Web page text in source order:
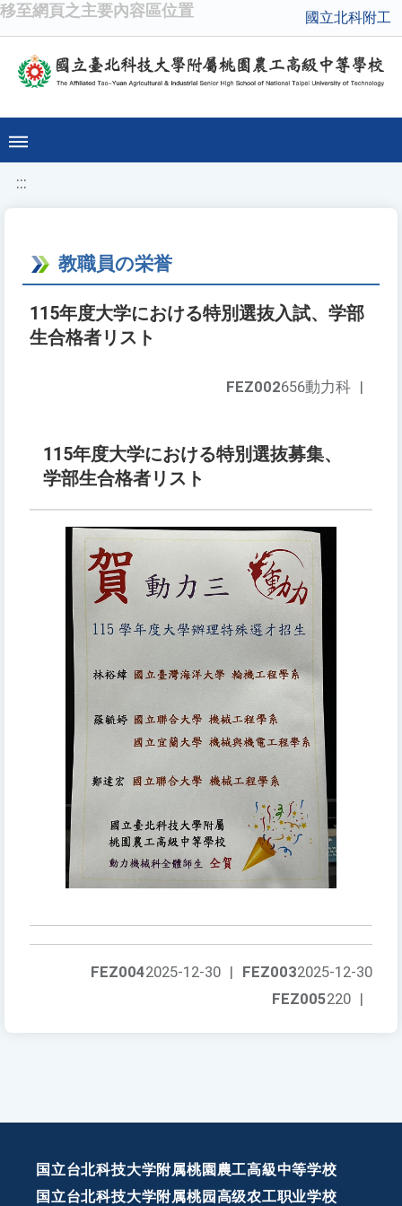
移至網頁之主要內容區位置 國立北科附工
:::
教職員の栄誉
115年度大学における特別選抜入試、学部
生合格者リスト
FEZ002656動力科 |
115年度大学における特別選抜募集、
学部生合格者リスト
FEZ0032025-12-30
FEZ0042025-12-30 |
FEZ005220 |
国立台北科技大学附属桃園農工高級中等学校
国立台北科技大学附属桃园高级农工职业学校